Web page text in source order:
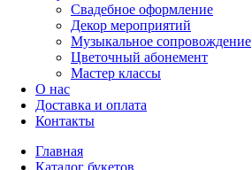
Свадебное оформление
Декор мероприятий
Музыкальное сопровождение
Цветочный абонемент
Мастер классы
О нас
Доставка и оплата
Контакты
Главная
Каталог букетов